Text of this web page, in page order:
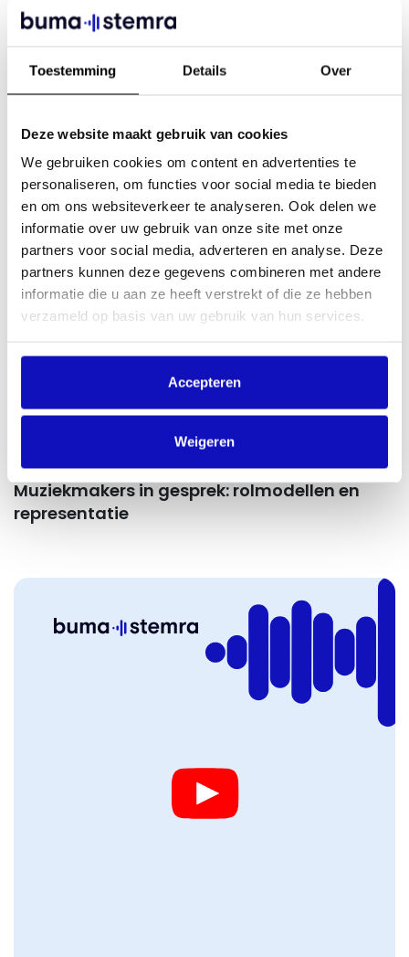
Toestemming Details Over
Deze website maakt gebruik van cookies
We gebruiken cookies om content en advertenties te
personaliseren, om functies voor social media te bieden
en om ons websiteverkeer te analyseren. Ook delen we
informatie over uw gebruik van onze site met onze
partners voor social media, adverteren en analyse. Deze
partners kunnen deze gegevens combineren met andere
informatie die u aan ze heeft verstrekt of die ze hebben
verzameld op basis van uw gebruik van hun services.
Accepteren
Weigeren
Muziekmakers in gesprek: rolmodellen en
representatie